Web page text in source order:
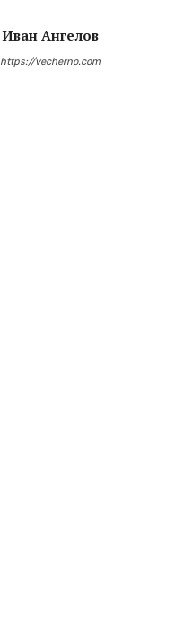
Иван Ангелов
https://vecherno.com